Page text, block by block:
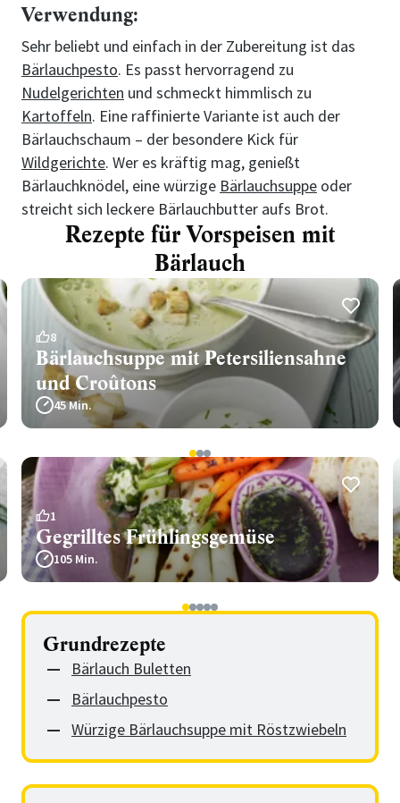
Verwendung:
Sehr beliebt und einfach in der Zubereitung ist das
Bärlauchpesto. Es passt hervorragend zu
Nudelgerichten und schmeckt himmlisch zu
Kartoffeln. Eine raffinierte Variante ist auch der
Bärlauchschaum – der besondere Kick für
Wildgerichte. Wer es kräftig mag, genießt
Bärlauchknödel, eine würzige Bärlauchsuppe oder
streicht sich leckere Bärlauchbutter aufs Brot.
Rezepte für Vorspeisen mit
Bärlauch
8
Bärlauchsuppe mit Petersiliensahne
und Croûtons
45 Min.
123
1
Gegrilltes Frühlingsgemüse
105 Min.
12345
Grundrezepte
Bärlauch Buletten
Bärlauchpesto
Würzige Bärlauchsuppe mit Röstzwiebeln